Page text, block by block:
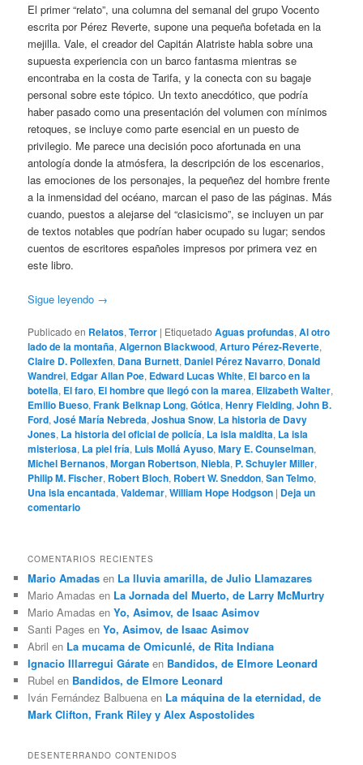
El primer “relato”, una columna del semanal del grupo Vocento
escrita por Pérez Reverte, supone una pequeña bofetada en la
mejilla. Vale, el creador del Capitán Alatriste habla sobre una
supuesta experiencia con un barco fantasma mientras se
encontraba en la costa de Tarifa, y la conecta con su bagaje
personal sobre este tópico. Un texto anecdótico, que podría
haber pasado como una presentación del volumen con mínimos
retoques, se incluye como parte esencial en un puesto de
privilegio. Me parece una decisión poco afortunada en una
antología donde la atmósfera, la descripción de los escenarios,
las emociones de los personajes, la pequeñez del hombre frente
a la inmensidad del océano, marcan el paso de las páginas. Más
cuando, puestos a alejarse del “clasicismo”, se incluyen un par
de textos notables que podrían haber ocupado su lugar; sendos
cuentos de escritores españoles impresos por primera vez en
este libro.
Sigue leyendo →
Publicado en Relatos,Terror | Etiquetado Aguas profundas,Al otro
lado de la montaña,Algernon Blackwood,Arturo Pérez-Reverte,
Claire D. Pollexfen, Dana Burnett, Daniel Pérez Navarro, Donald
Wandrei, Edgar Allan Poe, Edward Lucas White, El barco en la
botella, El faro, El hombre que llegó con la marea, Elizabeth Walter,
Emilio Bueso,Frank Belknap Long,Gótica,Henry Fielding,John B.
Ford,José María Nebreda,Joshua Snow, La historia de Davy
Jones, La historia del oficial de policía, La isla maldita, La isla
misteriosa, La piel fría, Luis Mollá Ayuso,Mary E. Counselman,
Michel Bernanos,Morgan Robertson,Niebla, P. Schuyler Miller,
Philip M. Fischer, Robert Bloch, Robert W. Sneddon,San Telmo,
Una isla encantada,Valdemar,William Hope Hodgson | Deja un
comentario
COMENTARIOS RECIENTES
Mario Amadas en La lluvia amarilla, de Julio Llamazares
Mario Amadas en La Jornada del Muerto, de Larry McMurtry
Mario Amadas enYo, Asimov, de Isaac Asimov
Santi Pages enYo, Asimov, de Isaac Asimov
Abril en La mucama de Omicunlé, de Rita Indiana
Ignacio Illarregui Gárate en Bandidos, de Elmore Leonard
Rubel en Bandidos, de Elmore Leonard
Iván Fernández Balbuena en La máquina de la eternidad, de
Mark Clifton, Frank Riley y Alex Aspostolides
DESENTERRANDO CONTENIDOS